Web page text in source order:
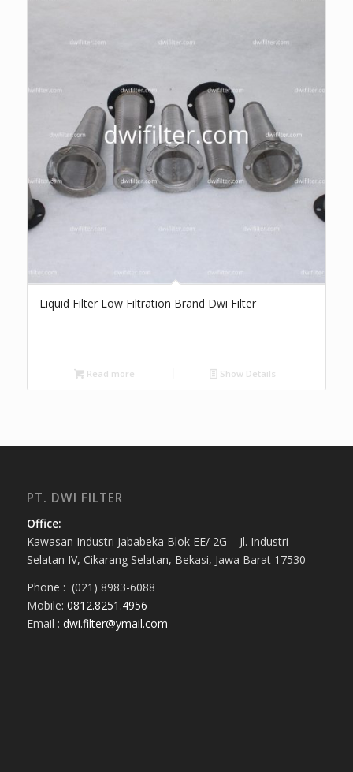
Liquid Filter Low Filtration Brand Dwi Filter
Read more Show Details
PT. DWI FILTER
Office:
Kawasan Industri Jababeka Blok EE/ 2G – Jl. Industri
Selatan IV, Cikarang Selatan, Bekasi, Jawa Barat 17530
Phone : (021) 8983-6088
Mobile: 0812.8251.4956
Email : dwi.filter@ymail.com